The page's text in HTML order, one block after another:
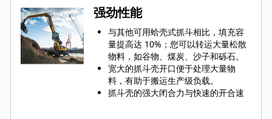
强劲性能
与其他可用蛤壳式抓斗相比，填充容
量提高达 10%；您可以转运大量松散
物料，如谷物、煤炭、沙子和砾石。
宽大的抓斗壳开口便于处理大量物
料，有助于搬运生产级负载。
抓斗壳的强大闭合力与快速的开合速